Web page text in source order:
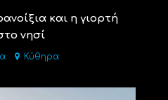
και η γιορτή
νησί
Κύθηρα